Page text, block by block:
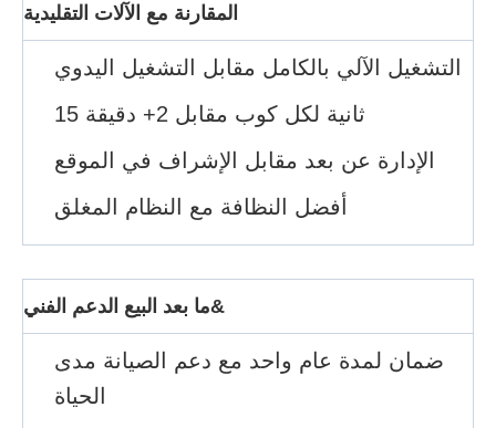
المقارنة مع الآلات التقليدية
التشغيل الآلي بالكامل مقابل التشغيل اليدوي
15 ثانية لكل كوب مقابل 2+ دقيقة
الإدارة عن بعد مقابل الإشراف في الموقع
أفضل النظافة مع النظام المغلق
ما بعد البيع الدعم الفني&
ضمان لمدة عام واحد مع دعم الصيانة مدى
الحياة